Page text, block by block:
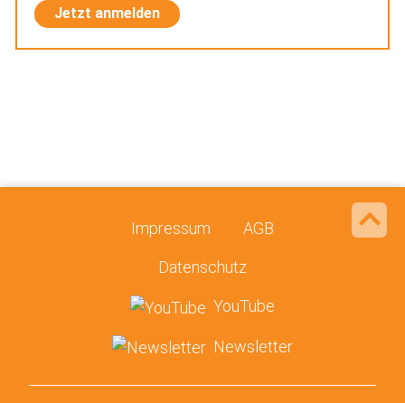
Jetzt anmelden
Impressum AGB
Datenschutz
YouTube
Newsletter